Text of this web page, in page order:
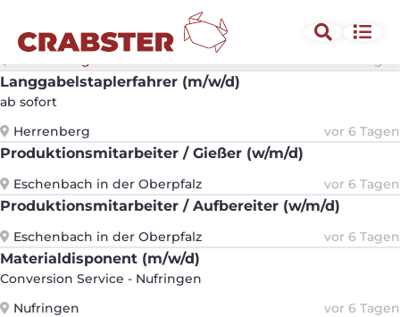
Herrenberg
Langgabelstaplerfahrer (m/w/d)
ab sofort
Herrenberg
vor 6 Tagen
Produktionsmitarbeiter / Gießer (w/m/d)
Eschenbach in der Oberpfalz vor 6 Tagen
Produktionsmitarbeiter / Aufbereiter (w/m/d)
Eschenbach in der Oberpfalz vor 6 Tagen
Materialdisponent (m/w/d)
Conversion Service - Nufringen
Nufringen
vor 6 Tagen